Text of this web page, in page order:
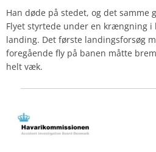
Han døde på stedet, og det samme
Flyet styrtede under en krængning
landing. Det første landingsforsøg
foregående fly på banen måtte
helt væk.